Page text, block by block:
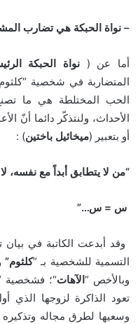
– نواة الحبكة هي تضارب
أما عن (نواة الحبكة
المتضاربة في شخصية
الحب المختلطة هي ما
الأحداث، ولنتذكّر دائما أنّ
أو بتعبير (ميخائيل باختين) :
“من لا يتطابق أبداً مع نفسه،
س = س…”
وقد أبدعت الكاتبة في
التسمية للشخصية بـ “كلثوم”
وبالأخص “ الآهات“؛ فشخصية
تعود الذاكرة لزوجها الذي
وسعيها لطرق مجاله وتذكيره